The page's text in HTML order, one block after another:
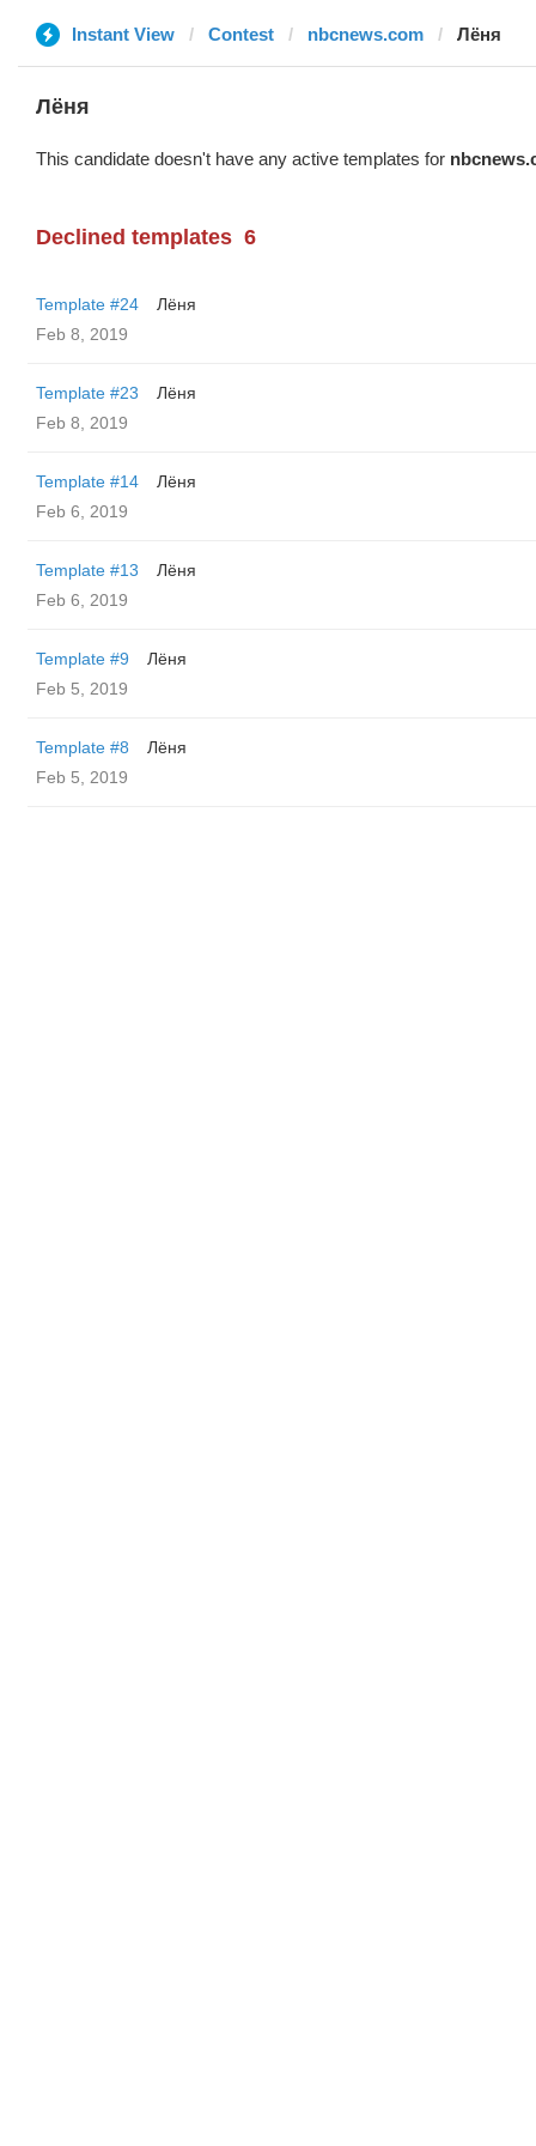
Instant View Contest nbcnews.com Лёня
Лёня
This candidate doesn't have any active templates for
Declined templates 6
Template #24
Лёня
Feb 8, 2019
Template #23
Лёня
Feb 8, 2019
Template #14
Лёня
Feb 6, 2019
Template #13
Лёня
Feb 6, 2019
Template #9
Лёня
Feb 5, 2019
Template #8
Лёня
Feb 5, 2019